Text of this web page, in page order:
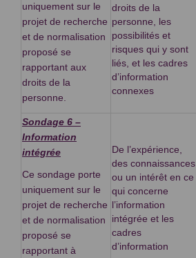
uniquement sur le
projet de recherche
et de normalisation
proposé se
rapportant aux
droits de la
personne.
droits de la
personne, les
possibilités et
risques qui y sont
liés, et les cadres
d’information
connexes
Sondage 6 –
Information
intégrée
Ce sondage porte
uniquement sur le
projet de recherche
et de normalisation
proposé se
rapportant à
De l’expérience,
des connaissances
ou un intérêt en ce
qui concerne
l’information
intégrée et les
cadres
d’information